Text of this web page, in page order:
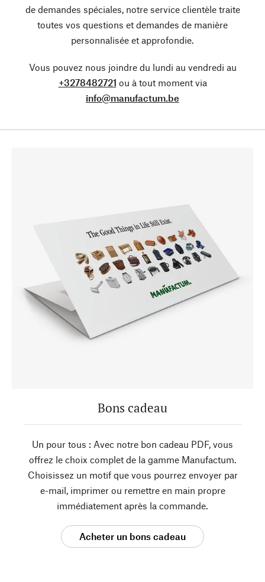
de demandes spéciales, notre service clientèle traite
toutes vos questions et demandes de manière
personnalisée et approfondie.
Vous pouvez nous joindre du lundi au vendredi au
+3278482721 ou à tout moment via
info@manufactum.be
Bons cadeau
Un pour tous : Avec notre bon cadeau PDF, vous
offrez le choix complet de la gamme Manufactum.
Choisissez un motif que vous pourrez envoyer par
e-mail, imprimer ou remettre en main propre
immédiatement après la commande.
Acheter un bons cadeau